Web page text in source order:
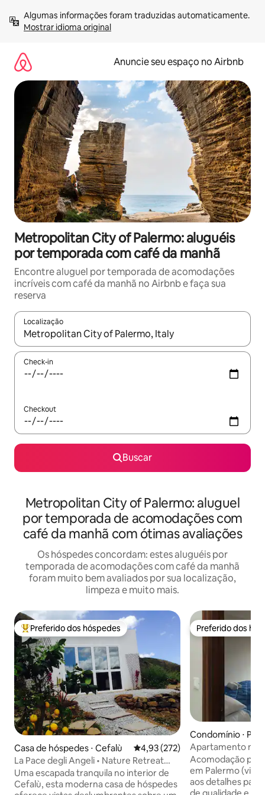
para
Mostrar idioma original
Anuncie seu espaço no Airbnb
Metropolitan City of Palermo: aluguéis
por temporada com café da manhã
Encontre aluguel por temporada de acomodações
incríveis com café da manhã no Airbnb e faça sua
reserva
Localização
Quando os resultados estiverem disponíveis, explore-os
Check-in
Checkout
Buscar
Metropolitan City of Palermo: aluguel
por temporada de acomodações com
café da manhã com ótimas avaliações
Os hóspedes concordam: estes aluguéis por
temporada de acomodações com café da manhã
foram muito bem avaliados por sua localização,
limpeza e muito mais.
Entre os melhores preferidos dos hóspedes
Preferido dos hóspedes
Casa de hóspedes ⋅ Cefalù 4,93 de uma avaliação média de
4,93 (272)
La Pace degli Angeli • Nature Retreat
perto de Cefalù
Uma escapada tranquila no interior de
Cefalù, esta moderna casa de hóspedes
Preferido dos
Preferido dos
Condomínio ⋅
Apartamento no
Zagara Palermo"
Acomodação
em Palermo (via
aos detalhes